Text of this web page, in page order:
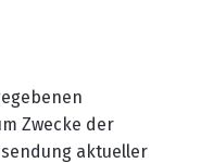
Zwecke der
aktueller